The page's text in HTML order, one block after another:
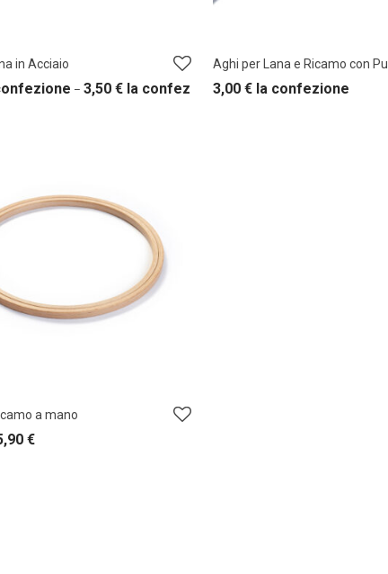
in Acciaio
– 3,50 € la confezione
Aghi per Lana e Ricamo con
3,00 € la confezione
a mano
€